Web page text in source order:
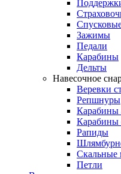
Зажимы
Педали
Карабины
Дельты
Навесочное
Веревки
Репшнуры
Карабины
Рапиды
Скальные
Петли